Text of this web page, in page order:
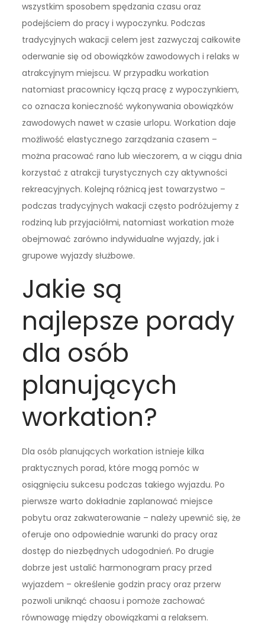
wszystkim sposobem spędzania czasu oraz
podejściem do pracy i wypoczynku. Podczas
tradycyjnych wakacji celem jest zazwyczaj całkowite
oderwanie się od obowiązków zawodowych i relaks w
atrakcyjnym miejscu. W przypadku workation
natomiast pracownicy łączą pracę z wypoczynkiem,
co oznacza konieczność wykonywania obowiązków
zawodowych nawet w czasie urlopu. Workation daje
możliwość elastycznego zarządzania czasem –
można pracować rano lub wieczorem, a w ciągu dnia
korzystać z atrakcji turystycznych czy aktywności
rekreacyjnych. Kolejną różnicą jest towarzystwo –
podczas tradycyjnych wakacji często podróżujemy z
rodziną lub przyjaciółmi, natomiast workation może
obejmować zarówno indywidualne wyjazdy, jak i
grupowe wyjazdy służbowe.
Jakie są
najlepsze porady
dla osób
planujących
workation?
Dla osób planujących workation istnieje kilka
praktycznych porad, które mogą pomóc w
osiągnięciu sukcesu podczas takiego wyjazdu. Po
pierwsze warto dokładnie zaplanować miejsce
pobytu oraz zakwaterowanie – należy upewnić się, że
oferuje ono odpowiednie warunki do pracy oraz
dostęp do niezbędnych udogodnień. Po drugie
dobrze jest ustalić harmonogram pracy przed
wyjazdem – określenie godzin pracy oraz przerw
pozwoli uniknąć chaosu i pomoże zachować
równowagę między obowiązkami a relaksem.